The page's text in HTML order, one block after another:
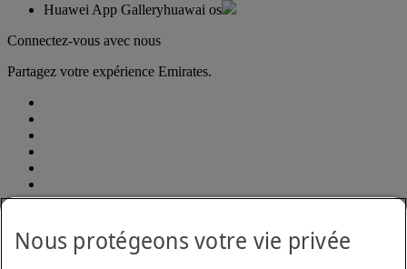
Huawei App Galleryhuawai os
Connectez-vous avec nous
Partagez votre expérience Emirates.
Déclaration d'accessibilité
Plan d’accessibilité et procédure pour les commentaires 2026-
Nous protégeons votre vie privée